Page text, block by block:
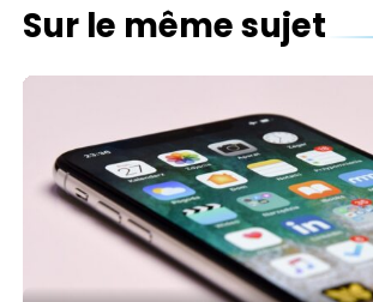
Sur le même sujet